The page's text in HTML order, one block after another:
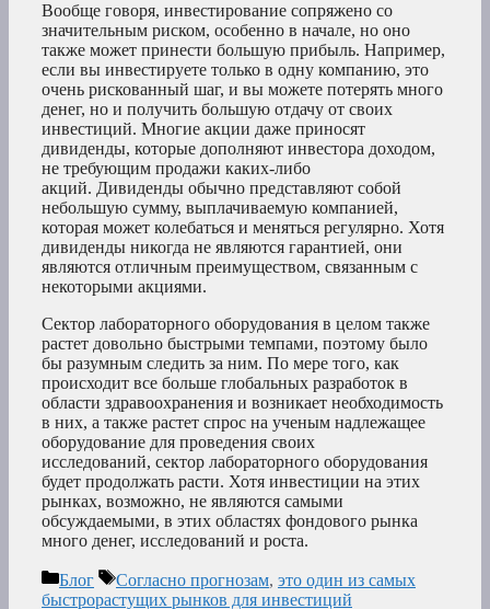
Вообще говоря, инвестирование сопряжено со
значительным риском, особенно в начале, но оно
также может принести большую прибыль. Например,
если вы инвестируете только в одну компанию, это
очень рискованный шаг, и вы можете потерять много
денег, но и получить большую отдачу от своих
инвестиций. Многие акции даже приносят
дивиденды, которые дополняют инвестора доходом,
не требующим продажи каких-либо
акций. Дивиденды обычно представляют собой
небольшую сумму, выплачиваемую компанией,
которая может колебаться и меняться регулярно. Хотя
дивиденды никогда не являются гарантией, они
являются отличным преимуществом, связанным с
некоторыми акциями.
Сектор лабораторного оборудования в целом также
растет довольно быстрыми темпами, поэтому было
бы разумным следить за ним. По мере того, как
происходит все больше глобальных разработок в
области здравоохранения и возникает необходимость
в них, а также растет спрос на ученым надлежащее
оборудование для проведения своих
исследований, сектор лабораторного оборудования
будет продолжать расти. Хотя инвестиции на этих
рынках, возможно, не являются самыми
обсуждаемыми, в этих областях фондового рынка
много денег, исследований и роста.
Рубрики
Блог Метки
Согласно прогнозам, это один из самых
быстрорастущих рынков для инвестиций